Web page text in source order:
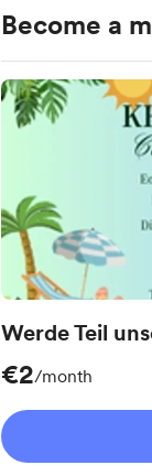
Become a
Werde Teil
€2/month